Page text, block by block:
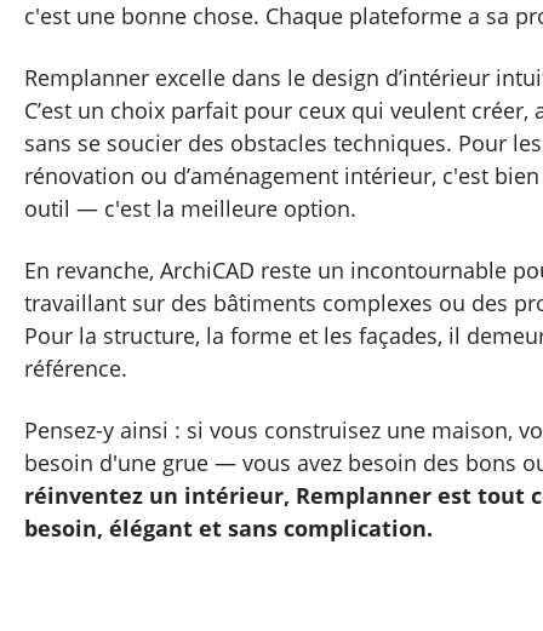
c'est une bonne chose. Chaque plateforme a sa
Remplanner excelle dans le design d’intérieur
C’est un choix parfait pour ceux qui veulent
sans se soucier des obstacles techniques. Pour
rénovation ou d’aménagement intérieur, c'est
outil — c'est la meilleure option.
En revanche, ArchiCAD reste un incontournable
travaillant sur des bâtiments complexes ou des
Pour la structure, la forme et les façades, il
référence.
Pensez-y ainsi : si vous construisez une maison,
besoin d'une grue — vous avez besoin des bons
réinventez un intérieur, Remplanner est tout
besoin, élégant et sans complication.